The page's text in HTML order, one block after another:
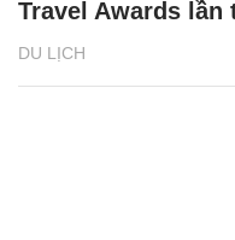
DU LỊCH
Travel Awards lần